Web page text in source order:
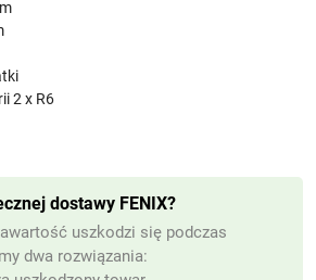
2 x R6
dostawy FENIX?
uszkodzi się podczas
dwa rozwiązania: